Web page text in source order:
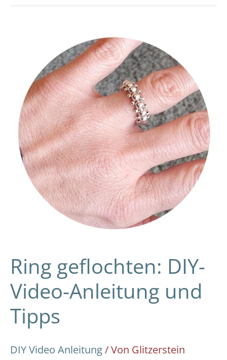
Ring geflochten: DIY-
Video-Anleitung und
Tipps
DIY Video Anleitung/ Von Glitzerstein
Video-
Anleitung
und
Tipps